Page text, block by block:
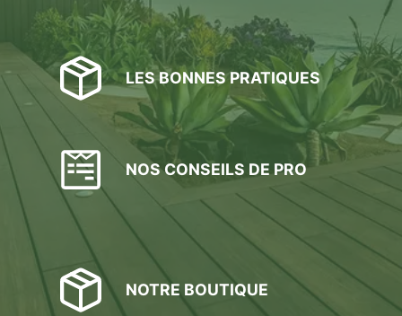
LES BONNES PRATIQUES
NOS CONSEILS DE PRO
NOTRE BOUTIQUE